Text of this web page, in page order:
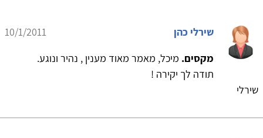
שירלי כהן
10/1/2011
מקסים. מיכל, מאמר מאוד מענין , נהיר ונוגע.
תודה לך יקירה !
שירלי